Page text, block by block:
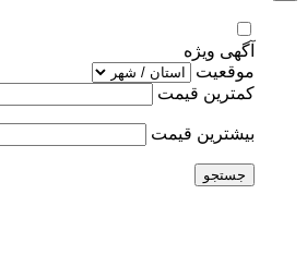
آگهی ویژه
موقعیت
کمترین قیمت
بیشترین قیمت
جستجو